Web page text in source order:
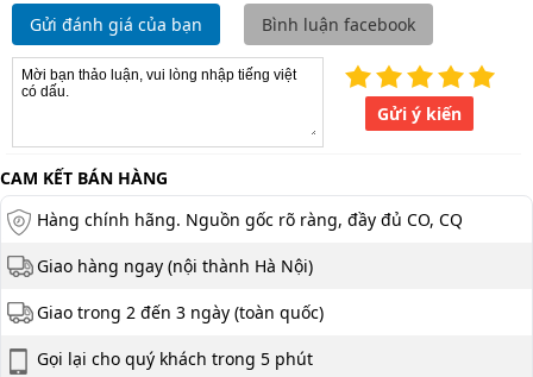
Gửi đánh giá của bạn Bình luận facebook
Gửi ý kiến
CAM KẾT BÁN HÀNG
Hàng chính hãng. Nguồn gốc rõ ràng, đầy đủ CO, CQ
Giao hàng ngay (nội thành Hà Nội)
Giao trong 2 đến 3 ngày (toàn quốc)
Gọi lại cho quý khách trong 5 phút